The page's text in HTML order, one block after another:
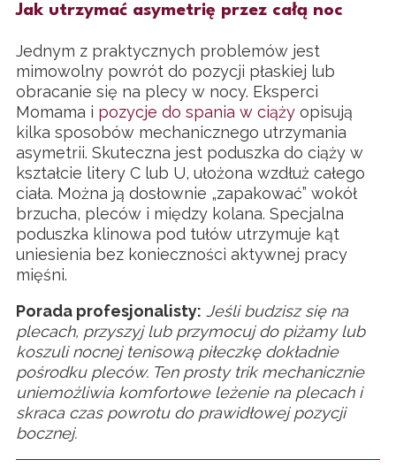
Jak utrzymać asymetrię przez całą noc
Jednym z praktycznych problemów jest
mimowolny powrót do pozycji płaskiej lub
obracanie się na plecy w nocy. Eksperci
Momama i pozycje do spania w ciąży opisują
kilka sposobów mechanicznego utrzymania
asymetrii. Skuteczna jest poduszka do ciąży w
kształcie litery C lub U, ułożona wzdłuż całego
ciała. Można ją dosłownie „zapakować” wokół
brzucha, pleców i między kolana. Specjalna
poduszka klinowa pod tułów utrzymuje kąt
uniesienia bez konieczności aktywnej pracy
mięśni.
Porada profesjonalisty: Jeśli budzisz się na
plecach, przyszyj lub przymocuj do piżamy lub
koszuli nocnej tenisową piłeczkę dokładnie
pośrodku pleców. Ten prosty trik mechanicznie
uniemożliwia komfortowe leżenie na plecach i
skraca czas powrotu do prawidłowej pozycji
bocznej.